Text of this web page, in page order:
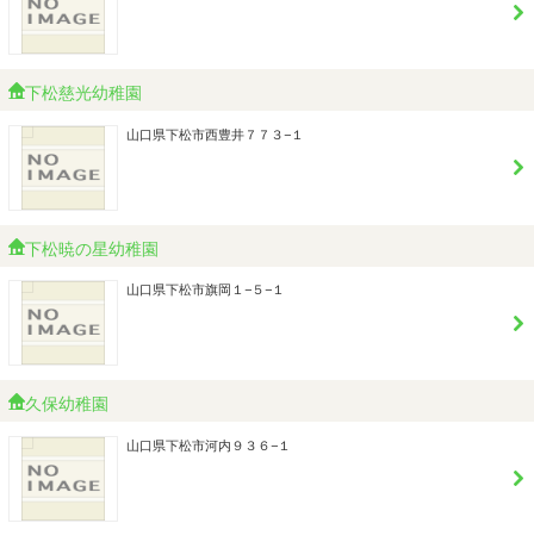
下松慈光幼稚園
山口県下松市西豊井７７３−１
下松暁の星幼稚園
山口県下松市旗岡１−５−１
久保幼稚園
山口県下松市河内９３６−１